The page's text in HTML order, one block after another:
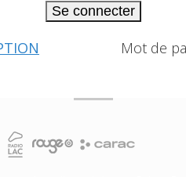
Se connecter
Mot de